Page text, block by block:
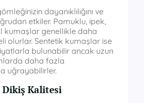
dayanıklılığını ve
etkiler. Pamuklu, ipek,
kumaşlar genellikle daha
olurlar. Sentetik kumaşlar ise
bulunabilir ancak uzun
daha fazla
uğrayabilirler.
Dikiş Kalitesi